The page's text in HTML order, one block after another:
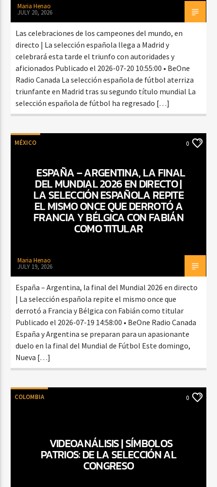
Maria Henao
JULY 20, 2026
Las celebraciones de los campeones del mundo, en
directo | La selección española llega a Madrid y
celebrará esta tarde el triunfo con autoridades y
aficionados Publicado el 2026-07-20 10:55:00 • BeOne
Radio Canada La selección española de fútbol aterriza
triunfante en Madrid tras su segundo título mundial La
selección española de fútbol ha regresado […]
MÉXICO 0
ESPAÑA – ARGENTINA, LA FINAL
DEL MUNDIAL 2026 EN DIRECTO |
LA SELECCIÓN ESPAÑOLA REPITE
EL MISMO ONCE QUE DERROTÓ A
FRANCIA Y BÉLGICA CON FABIÁN
COMO TITULAR
Maria Henao
JULY 19, 2026
España – Argentina, la final del Mundial 2026 en directo
| La selección española repite el mismo once que
derrotó a Francia y Bélgica con Fabián como titular
Publicado el 2026-07-19 14:58:00 • BeOne Radio Canada
España y Argentina se preparan para un apasionante
duelo en la final del Mundial de Fútbol Este domingo,
Nueva […]
COLOMBIA 0
VIDEOANÁLISIS | SÍMBOLOS
PATRIOS: DE LA SELECCIÓN AL
CONGRESO